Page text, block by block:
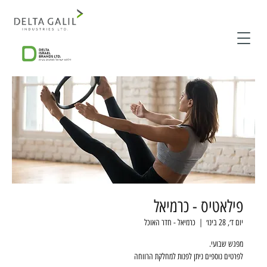
פילאטיס - כרמיאל
יום ד׳, 28 בינו׳
  |
כרמיאל - חדר האוכל
לפרטים נוספים ניתן לפנות למחלקת הרווחה